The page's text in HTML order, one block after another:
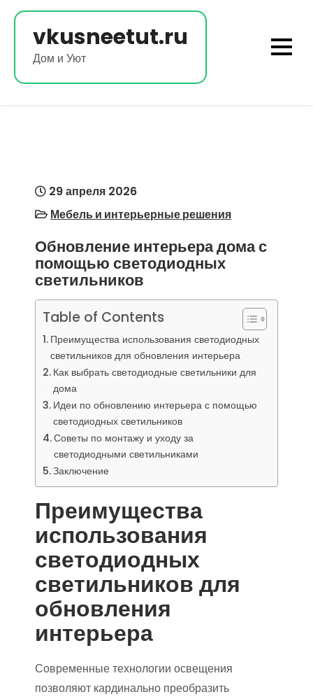
Перейти
содержимому
vkusneetut.ru
Дом и Уют
29 апреля 2026
Мебель и интерьерные решения
Обновление интерьера дома с
помощью светодиодных
светильников
Table of Contents
Преимущества использования светодиодных
светильников для обновления интерьера
Как выбрать светодиодные светильники для
дома
Идеи по обновлению интерьера с помощью
светодиодных светильников
Советы по монтажу и уходу за
светодиодными светильниками
Заключение
Преимущества
использования
светодиодных
светильников для
обновления
интерьера
Современные технологии освещения
позволяют кардинально преобразить